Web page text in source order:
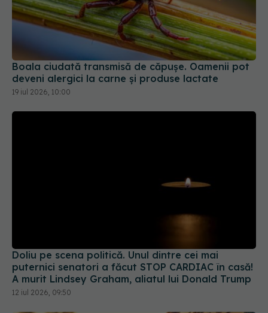
Boala ciudată transmisă de căpușe. Oamenii pot
deveni alergici la carne și produse lactate
19 iul 2026, 10:00
Doliu pe scena politică. Unul dintre cei mai
puternici senatori a făcut STOP CARDIAC în casă!
A murit Lindsey Graham, aliatul lui Donald Trump
12 iul 2026, 09:50